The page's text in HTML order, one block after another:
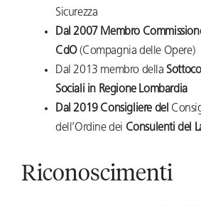
Sicurezza
Dal 2007 Membro
CdO(Compagnia delle Opere)
Dal 2013 membro della
Sociali in Regione Lombardia
Dal 2019 Consigliere del
dell’Ordine dei Consulenti del
Riconoscimenti